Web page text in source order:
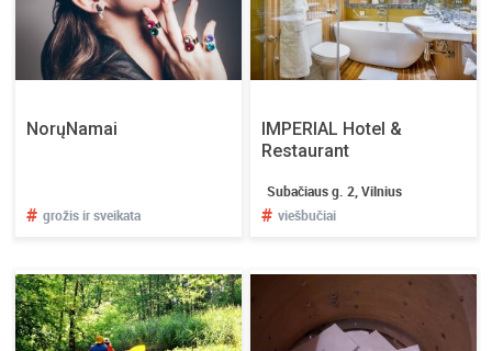
NorųNamai
# grožis ir sveikata
IMPERIAL Hotel &
Restaurant
Subačiaus g. 2, Vilnius
# viešbučiai